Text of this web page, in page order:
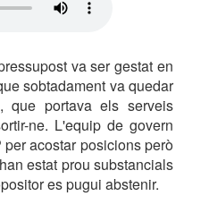
va ser gestat en
sobtadament va quedar
que portava els serveis
ne. L'equip de govern
acostar posicions però
estat prou substancials
es pugui abstenir.